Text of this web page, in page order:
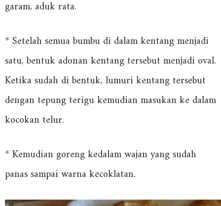
garam, aduk rata.
* Setelah semua bumbu di dalam kentang menjadi
satu, bentuk adonan kentang tersebut menjadi oval.
Ketika sudah di bentuk, lumuri kentang tersebut
dengan tepung terigu kemudian masukan ke dalam
kocokan telur.
* Kemudian goreng kedalam wajan yang sudah
panas sampai warna kecoklatan.